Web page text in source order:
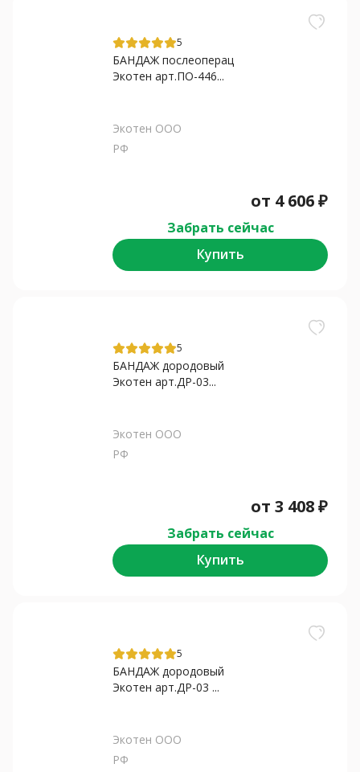
5
БАНДАЖ послеоперац
Экотен арт.ПО-446...
Экотен ООО
РФ
от 4 606₽
Забрать сейчас
Купить
5
БАНДАЖ дородовый
Экотен арт.ДР-03...
Экотен ООО
РФ
от 3 408₽
Забрать сейчас
Купить
5
БАНДАЖ дородовый
Экотен арт.ДР-03 ...
Экотен ООО
РФ